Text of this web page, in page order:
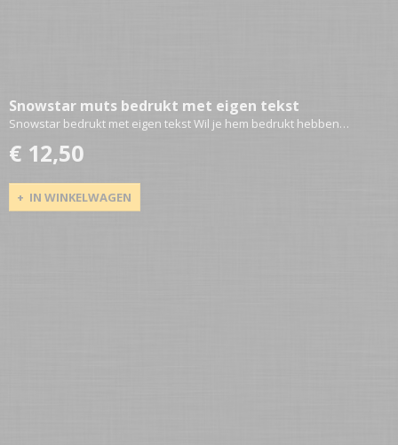
Snowstar muts bedrukt met eigen tekst
Snowstar bedrukt met eigen tekst Wil je hem bedrukt hebben…
€ 12,50
IN WINKELWAGEN